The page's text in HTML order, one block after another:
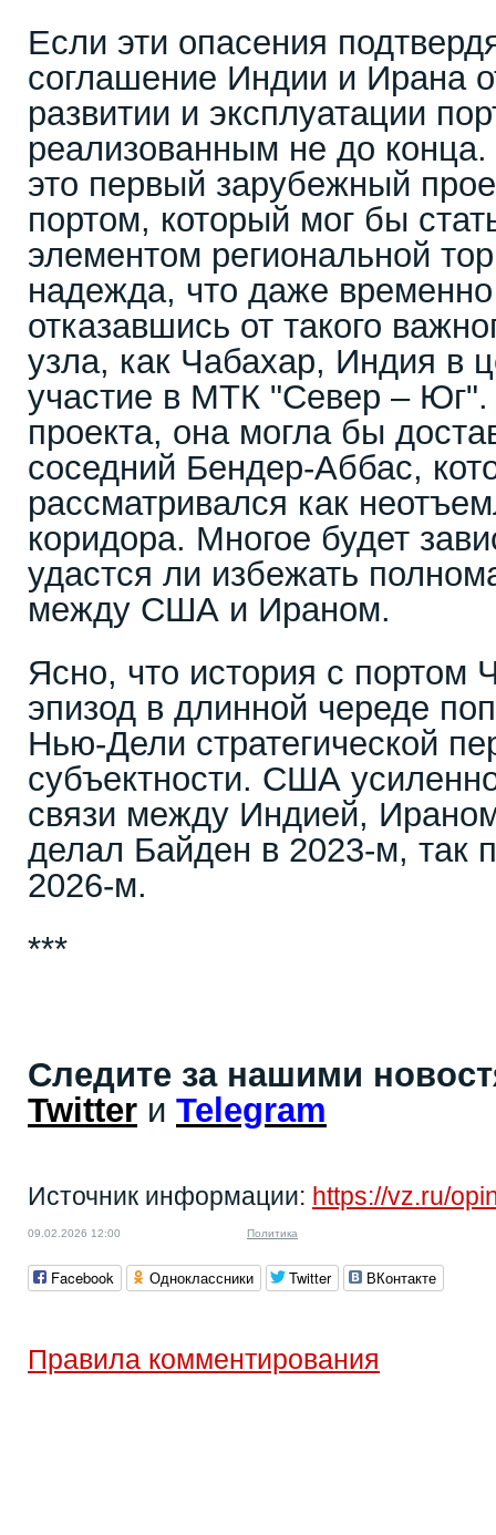
Если эти опасения
соглашение Индии и Ирана
развитии и эксплуатации
реализованным не до
это первый зарубежный
портом, который мог бы
элементом региональной
надежда, что даже
отказавшись от такого
узла, как Чабахар, Индия в
участие в МТК "Север – Юг".
проекта, она могла бы
соседний Бендер-Аббас,
рассматривался как
коридора. Многое будет
удастся ли избежать
между США и Ираном.
Ясно, что история с портом
эпизод в длинной череде
Нью-Дели стратегической
субъектности. США
связи между Индией,
делал Байден в 2023-м, так
2026-м.
***
Следите за нашими
Twitter и Telegram
Источник информации: https://vz.ru/
09.02.2026 12:00 Политика
Facebook Одноклассники Twitter ВКонтакте
Правила комментирования